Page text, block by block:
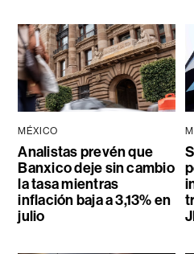
MÉXICO
Analistas prevén que
Banxico deje sin cambio
la tasa mientras
inflación baja a 3,13% en
julio